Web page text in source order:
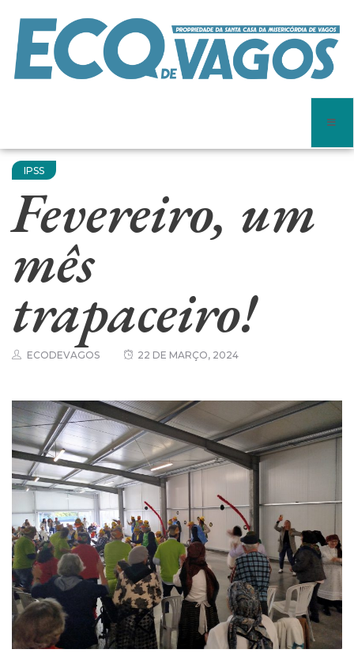
IPSS
Fevereiro, um
mês
trapaceiro!
ECODEVAGOS 22 DE MARÇO, 2024